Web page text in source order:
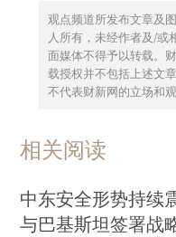
观点频道所发布文章及
人所有，未经作者及/或
面媒体不得予以转载。
载授权并不包括上述文
不代表财新网的立场和观
相关阅读
中东安全形势持续
与巴基斯坦签署战